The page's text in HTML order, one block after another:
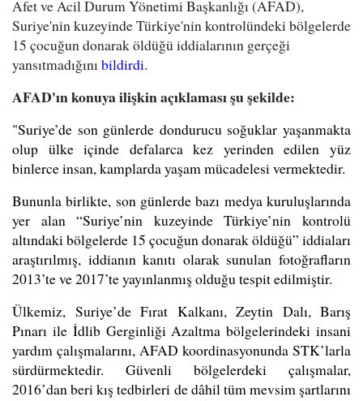
Afet ve Acil Durum Yönetimi Başkanlığı (AFAD),
Suriye'nin kuzeyinde Türkiye'nin kontrolündeki bölgelerde
15 çocuğun donarak öldüğü iddialarının gerçeği
yansıtmadığınıbildirdi.
AFAD'ın konuya ilişkin açıklaması şu şekilde:
"Suriye’de son günlerde dondurucu soğuklar yaşanmakta
olup ülke içinde defalarca kez yerinden edilen yüz
binlerce insan, kamplarda yaşam mücadelesi vermektedir.
Bununla birlikte, son günlerde bazı medya kuruluşlarında
yer alan “Suriye’nin kuzeyinde Türkiye’nin kontrolü
altındaki bölgelerde 15 çocuğun donarak öldüğü” iddiaları
araştırılmış, iddianın kanıtı olarak sunulan fotoğrafların
2013’te ve 2017’te yayınlanmış olduğu tespit edilmiştir.
Ülkemiz, Suriye’de Fırat Kalkanı, Zeytin Dalı, Barış
Pınarı ile İdlib Gerginliği Azaltma bölgelerindeki insani
yardım çalışmalarını, AFAD koordinasyonunda STK’larla
sürdürmektedir. Güvenli bölgelerdeki çalışmalar,
2016’dan beri kış tedbirleri de dâhil tüm mevsim şartlarını